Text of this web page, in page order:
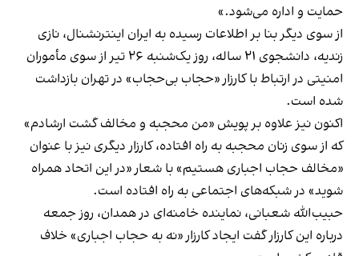
حمایت و اداره می‌شود.»
از سوی دیگر بنا بر اطلاعات رسیده به ایران اینترنشنال، نازی
زندیه، دانشجوی ۲۱ ساله، روز یک‌شنبه ۲۶ تیر از سوی مأموران
امنیتی در ارتباط با کارزار «حجاب بی‌حجاب» در تهران بازداشت
شده است.
اکنون نیز علاوه بر پویش «من محجبه و مخالف گشت ارشادم»
که از سوی زنان محجبه به راه افتاده، کارزار دیگری نیز با عنوان
«مخالف حجاب اجباری هستیم» با شعار «در این اتحاد همراه
شوید» در شبکه‌های اجتماعی به راه افتاده است.
حبیب‌الله شعبانی، نماینده خامنه‌ای در همدان، روز جمعه
درباره این کارزار گفت ایجاد کارزار «نه به حجاب اجباری» خلاف